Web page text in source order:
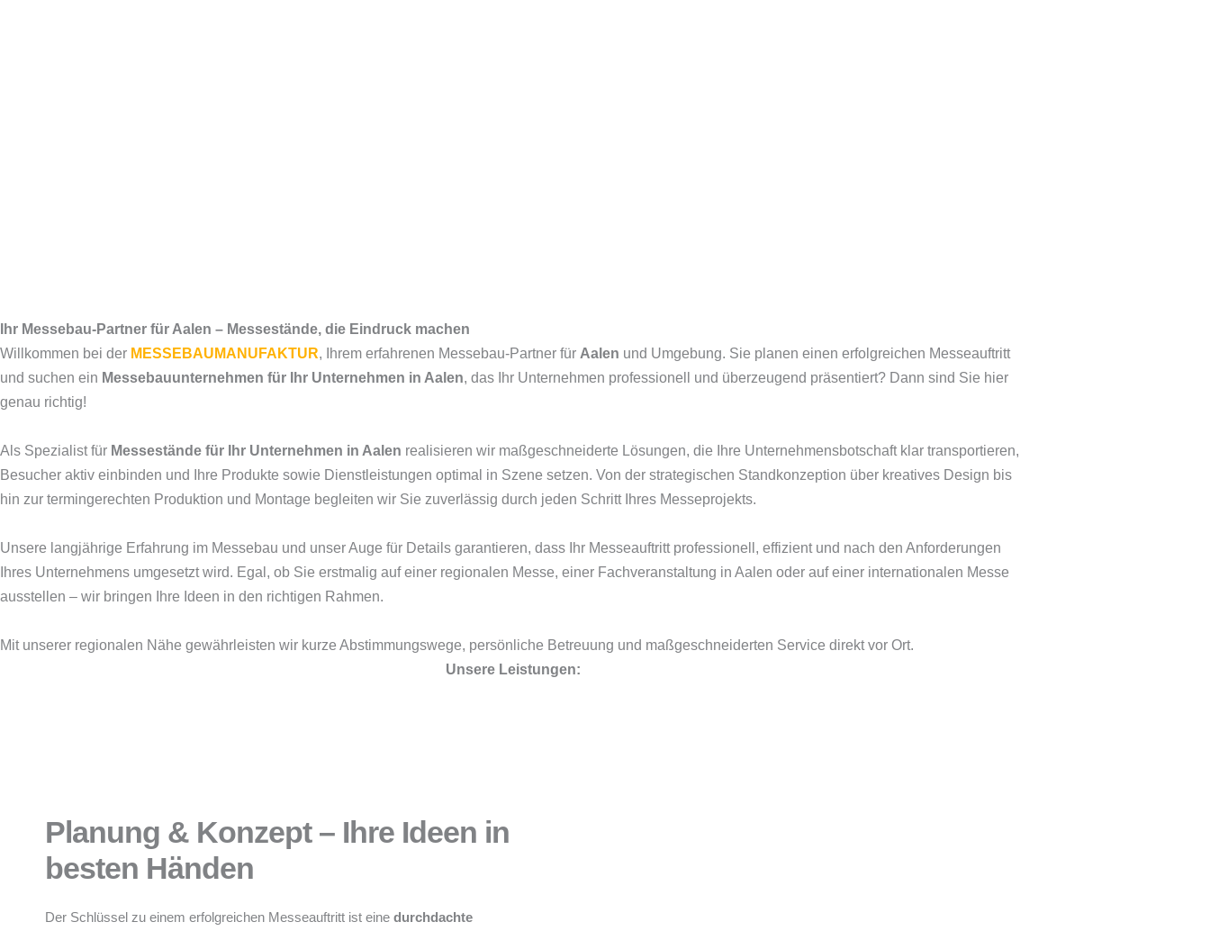
Ihr Messebau-Partner für Aalen – Messestände, die Eindruck machen
Willkommen bei der MESSEBAUMANUFAKTUR, Ihrem erfahrenen Messebau-Partner für Aalen und Umgebung. Sie planen einen erfolgreichen Messeauftritt
und suchen ein Messebauunternehmen für Ihr Unternehmen in Aalen, das Ihr Unternehmen professionell und überzeugend präsentiert? Dann sind Sie hier
genau richtig!
Als Spezialist für Messestände für Ihr Unternehmen in Aalen realisieren wir maßgeschneiderte Lösungen, die Ihre Unternehmensbotschaft klar transportieren,
Besucher aktiv einbinden und Ihre Produkte sowie Dienstleistungen optimal in Szene setzen. Von der strategischen Standkonzeption über kreatives Design bis
hin zur termingerechten Produktion und Montage begleiten wir Sie zuverlässig durch jeden Schritt Ihres Messeprojekts.
Unsere langjährige Erfahrung im Messebau und unser Auge für Details garantieren, dass Ihr Messeauftritt professionell, effizient und nach den Anforderungen
Ihres Unternehmens umgesetzt wird. Egal, ob Sie erstmalig auf einer regionalen Messe, einer Fachveranstaltung in Aalen oder auf einer internationalen Messe
ausstellen – wir bringen Ihre Ideen in den richtigen Rahmen.
Mit unserer regionalen Nähe gewährleisten wir kurze Abstimmungswege, persönliche Betreuung und maßgeschneiderten Service direkt vor Ort.
Unsere Leistungen:
Planung & Konzept – Ihre Ideen in
besten Händen
Der Schlüssel zu einem erfolgreichen Messeauftritt ist eine durchdachte